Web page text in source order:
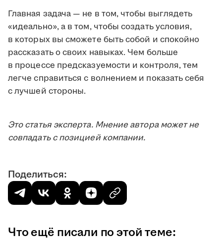
Главная задача — не в том, чтобы выглядеть
«идеально», а в том, чтобы создать условия,
в которых вы сможете быть собой и спокойно
рассказать о своих навыках. Чем больше
в процессе предсказуемости и контроля, тем
легче справиться с волнением и показать себя
с лучшей стороны.
Это статья эксперта. Мнение автора может не
совпадать с позицией компании.
Поделиться:
Что ещё писали по этой теме: